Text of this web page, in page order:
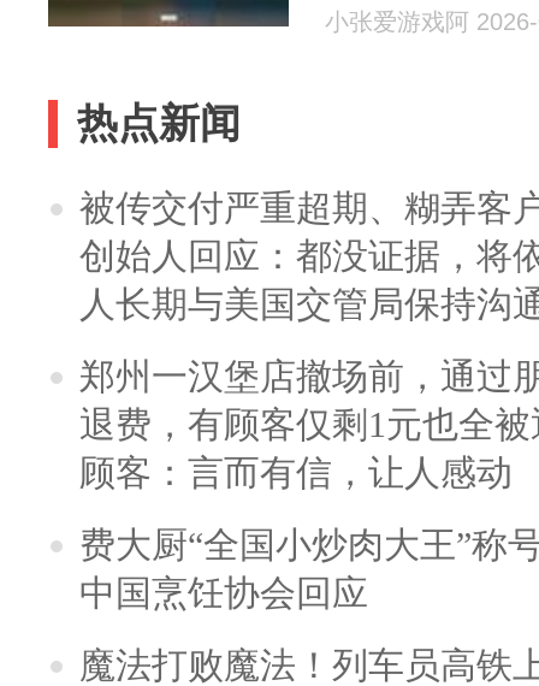
小张爱游戏阿
热点新闻
被传交付严重超期、糊弄客
创始人回应：都没证据，将
人长期与美国交管局保持沟
郑州一汉堡店撤场前，通过
退费，有顾客仅剩1元也全
顾客：言而有信，让人感动
费大厨“全国小炒肉大王”称
中国烹饪协会回应
魔法打败魔法！列车员高铁